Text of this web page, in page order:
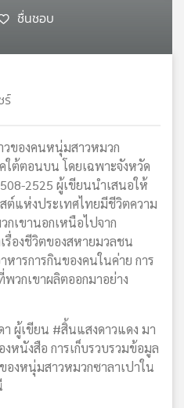
ชื่นชอบ
ร์
วของคนหนุ่มสาวหมวก
ต้ตอนบน โดยเฉพาะจังหวัด
2525 ผู้เขียนนำเสนอให้
ต์แห่งประเทศไทยมีชีวิตความ
กเขานอกเหนือไปจาก
รื่องชีวิตของสหายมวลชน
ารการกินของคนในค่าย การ
วกเขาผลิตออกมาอย่าง
ผู้เขียน #สิ้นแสงดาวแดง มา
หนังสือ การเก็บรวบรวมข้อมูล
งหนุ่มสาวหมวกซาลาเปาใน